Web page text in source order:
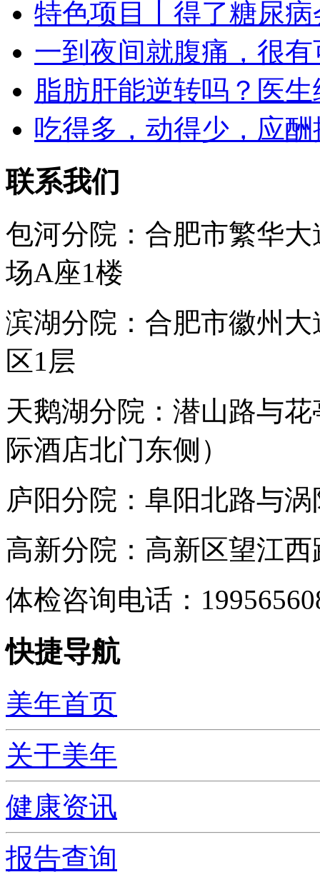
特色项目丨得了糖尿
一到夜间就腹痛，很
脂肪肝能逆转吗？医
吃得多，动得少，应
联系我们
包河分院：合肥市繁华
场A座1楼
滨湖分院：合肥市徽州
区1层
天鹅湖分院：潜山路与
际酒店北门东侧）
庐阳分院：阜阳北路与
高新分院：高新区望江
体检咨询电话：
快捷导航
美年首页
关于美年
健康资讯
报告查询